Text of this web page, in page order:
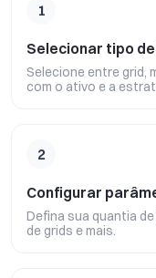
1
Selecionar tipo
Selecione entre grid,
com o ativo e a
2
Configurar
Defina sua quantia
de grids e mais.